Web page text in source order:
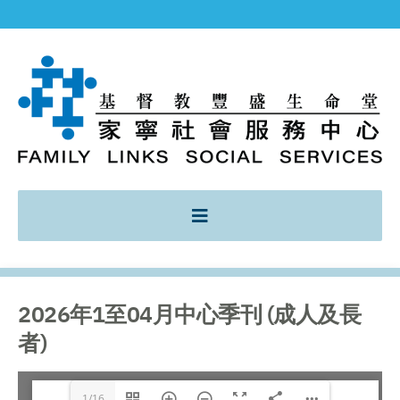
2026年1至04月中心季刊 (成人及長
者)